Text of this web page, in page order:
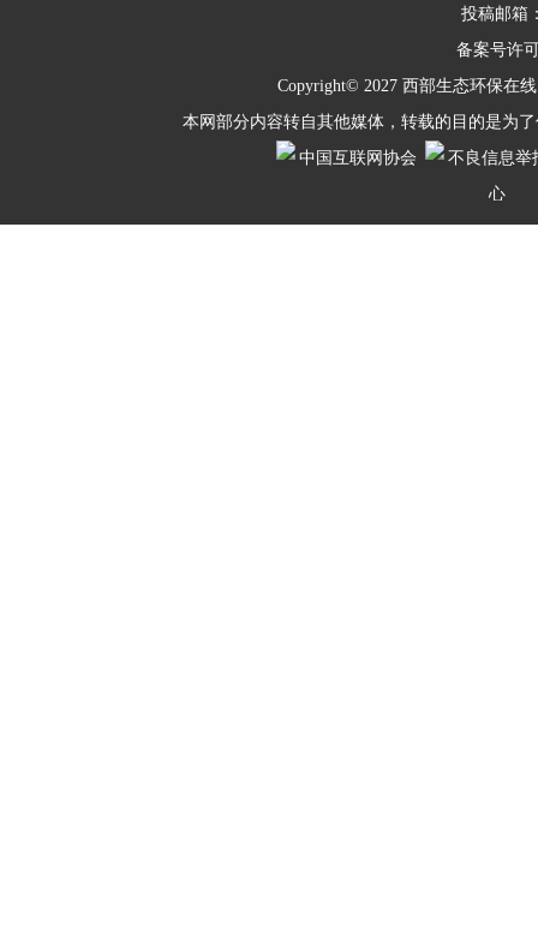
投稿邮箱
备案号许
Copyright© 2027 西部生态环保在线
本网部分内容转自其他媒体，转载的目的是为